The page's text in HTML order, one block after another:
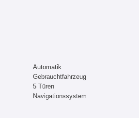
Automatik
Gebrauchtfahrzeug
5 Türen
Navigationssystem